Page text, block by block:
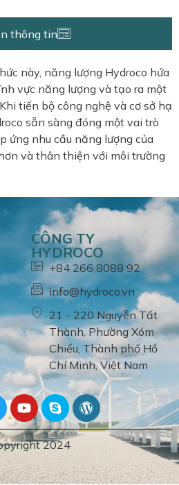
thông tin
này, năng lượng Hydroco hứa
vực năng lượng và tạo ra một
tiến bộ công nghệ và cơ sở hạ
sẵn sàng đóng một vai trò
ứng nhu cầu năng lượng của
và thân thiện với môi trường
CÔNG TY
HYDROCO
+84 266 8088 92
info@hydroco.vn
21 - 220 Nguyễn Tất
Thành, Phường Xóm
Chiếu, Thành phố Hồ
Chí Minh, Việt Nam
2024